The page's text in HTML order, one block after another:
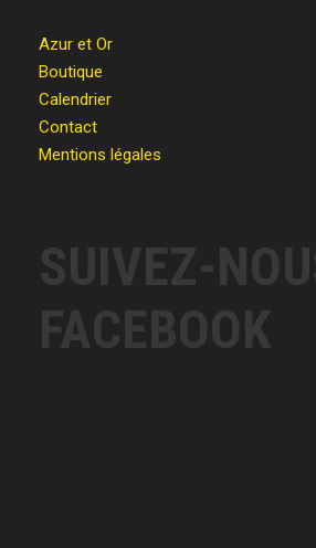
Azur et Or
Boutique
Calendrier
Contact
Mentions légales
SUIVEZ-
FACEBOOK